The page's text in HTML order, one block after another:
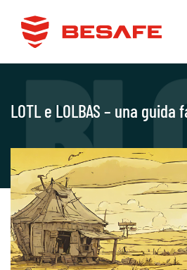
contenuti
LOTL e LOLBAS – una